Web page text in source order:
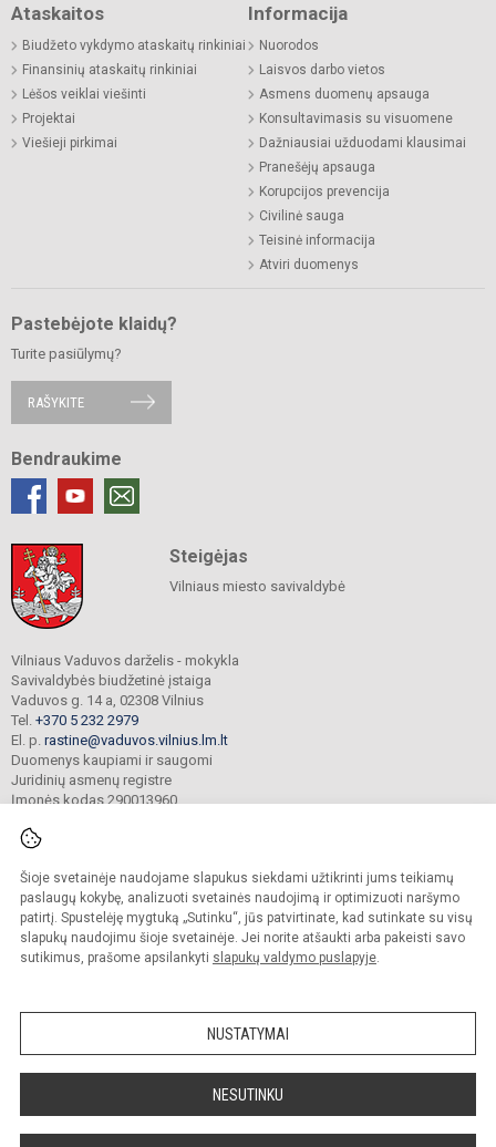
Šioje svetainėje naudojame slapukus siekdami užtikrinti jums teikiamų
paslaugų kokybę, analizuoti svetainės naudojimą ir optimizuoti naršymo
patirtį. Spustelėję mygtuką „Sutinku“, jūs patvirtinate, kad sutinkate su visų
slapukų naudojimu šioje svetainėje. Jei norite atšaukti arba pakeisti savo
sutikimus, prašome apsilankyti slapukų valdymo puslapyje.
NUSTATYMAI
NESUTINKU
Ataskaitos
Biudžeto vykdymo ataskaitų rinkiniai
Finansinių ataskaitų rinkiniai
Lėšos veiklai viešinti
Projektai
Viešieji pirkimai
Informacija
Nuorodos
Laisvos darbo vietos
Asmens duomenų apsauga
Konsultavimasis su visuomene
Dažniausiai užduodami klausimai
Pranešėjų apsauga
Korupcijos prevencija
Civilinė sauga
Teisinė informacija
Atviri duomenys
Pastebėjote klaidų?
Turite pasiūlymų?
RAŠYKITE
Bendraukime
Steigėjas
Vilniaus miesto savivaldybė
Vilniaus Vaduvos darželis - mokykla
Savivaldybės biudžetinė įstaiga
Vaduvos g. 14 a, 02308 Vilnius
Tel. +370 5 232 2979
El. p. rastine@vaduvos.vilnius.lm.lt
Duomenys kaupiami ir saugomi
Juridinių asmenų registre
Įmonės kodas 290013960
© 2023. Vilniaus Vaduvos darželis - mokykla. Visos teisės saugomos.
Kopijuoti turinį be raštiško įstaigos administracijos sutikimo griežtai draudžiama.
Prieinamumo paraiška Slapukų politika
Sumanus būdas atnaujinti